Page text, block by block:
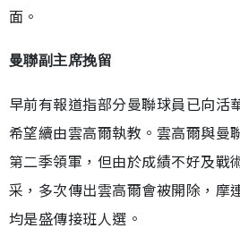
面。
曼聯副主席挽留
早前有報道指部分曼聯球員已向活
希望續由雲高爾執教。雲高爾與曼
第二季領軍，但由於成績不好及戰
采，多次傳出雲高爾會被開除，摩
均是盛傳接班人選。